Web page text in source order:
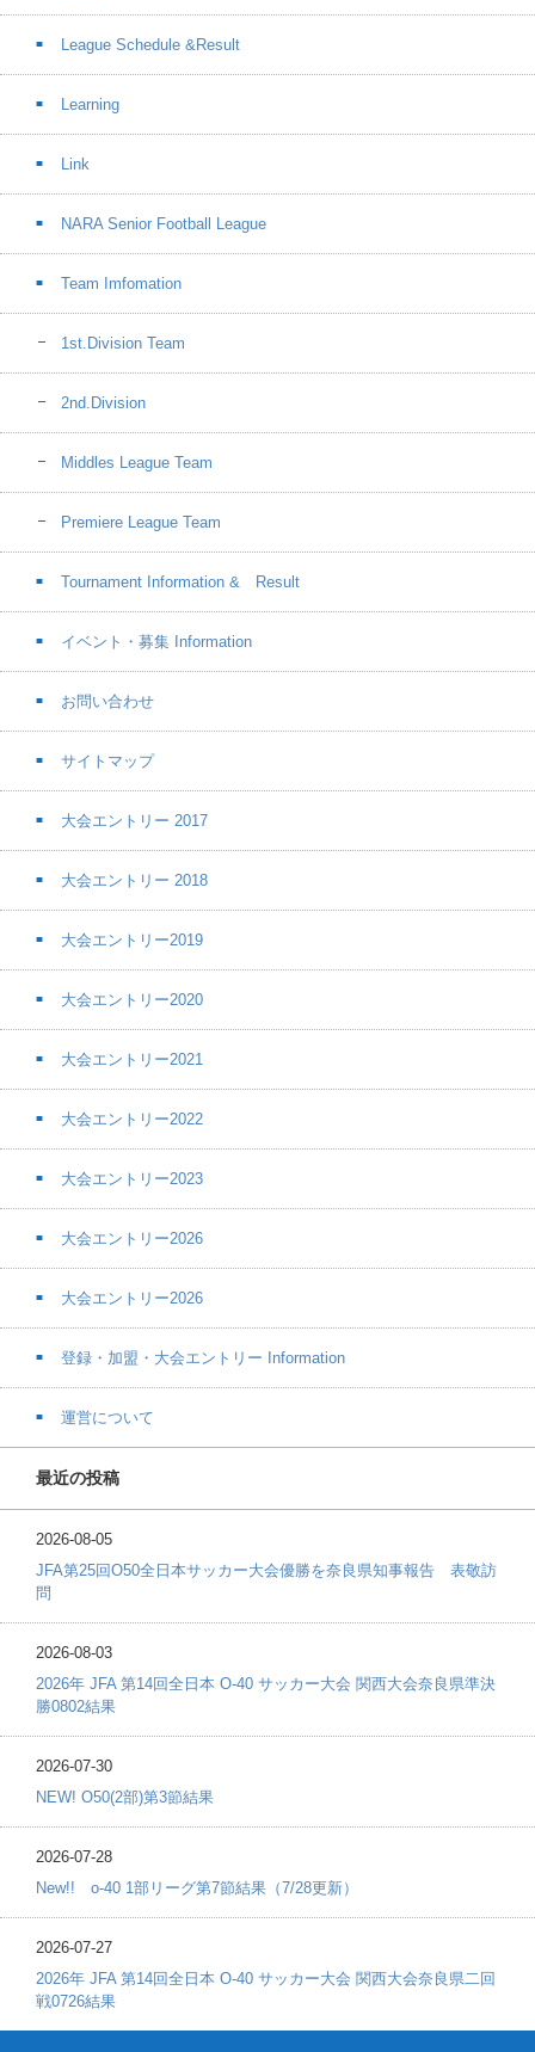
League Schedule &Result
Learning
Link
NARA Senior Football League
Team Imfomation
1st.Division Team
2nd.Division
Middles League Team
Premiere League Team
Tournament Information & Result
イベント・募集 Information
お問い合わせ
サイトマップ
大会エントリー 2017
大会エントリー 2018
大会エントリー2019
大会エントリー2020
大会エントリー2021
大会エントリー2022
大会エントリー2023
大会エントリー2026
大会エントリー2026
登録・加盟・大会エントリー Information
運営について
最近の投稿
2026-08-05
JFA第25回O50全日本サッカー大会優勝を奈良県知事報告 表敬訪
問
2026-08-03
2026年 JFA 第14回全日本 O-40 サッカー大会 関西大会奈良県準決
勝0802結果
2026-07-30
NEW! O50(2部)第3節結果
2026-07-28
New!! o-40 1部リーグ第7節結果（7/28更新）
2026-07-27
2026年 JFA 第14回全日本 O-40 サッカー大会 関西大会奈良県二回
戦0726結果